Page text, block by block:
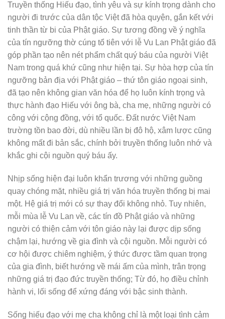
Truyền thống Hiếu đạo, tình yêu và sự kính trọng dành cho
người đi trước của dân tộc Việt đã hòa quyện, gắn kết với
tinh thần từ bi của Phật giáo. Sự tương đồng về ý nghĩa
của tín ngưỡng thờ cúng tổ tiên với lễ Vu Lan Phật giáo đã
góp phần tạo nên nét phẩm chất quý báu của người Việt
Nam trong quá khứ cũng như hiện tại. Sự hòa hợp của tín
ngưỡng bản địa với Phật giáo – thứ tôn giáo ngoại sinh,
đã tạo nên không gian văn hóa để họ luôn kính trọng và
thực hành đạo Hiếu với ông bà, cha mẹ, những người có
công với cộng đồng, với tổ quốc. Đất nước Việt Nam
trường tồn bao đời, dù nhiều lần bị đô hộ, xâm lược cũng
không mất đi bản sắc, chính bởi truyền thống luôn nhớ và
khắc ghi cội nguồn quý báu ấy.
Nhịp sống hiện đại luôn khẩn trương với những guồng
quay chóng mặt, nhiều giá trị văn hóa truyền thống bị mai
một. Hệ giá trị mới có sự thay đổi không nhỏ. Tuy nhiên,
mỗi mùa lễ Vu Lan về, các tín đồ Phật giáo và những
người có thiện cảm với tôn giáo này lại được dịp sống
chậm lại, hướng về gia đình và cội nguồn. Mỗi người có
cơ hội được chiêm nghiệm, ý thức được tầm quan trọng
của gia đình, biết hướng về mái ấm của mình, trân trọng
những giá trị đạo đức truyền thống; Từ đó, họ điều chỉnh
hành vi, lối sống để xứng đáng với bậc sinh thành.
Sống hiếu đạo với mẹ cha không chỉ là một loại tình cảm